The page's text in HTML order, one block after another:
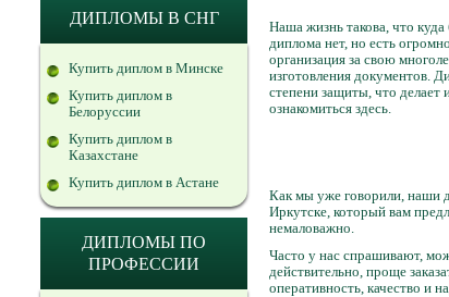
ДИПЛОМЫ В СНГ
Купить диплом в Минске
Купить диплом в
Белоруссии
Купить диплом в
Казахстане
Купить диплом в Астане
ДИПЛОМЫ ПО
ПРОФЕССИИ
Наша жизнь такова, что
диплома нет, но есть
организация за свою
изготовления документов.
степени защиты, что
ознакомиться здесь.
Как мы уже говорили, наши
Иркутске, который вам
немаловажно.
Часто у нас спрашивают,
действительно, проще
оперативность, качество и